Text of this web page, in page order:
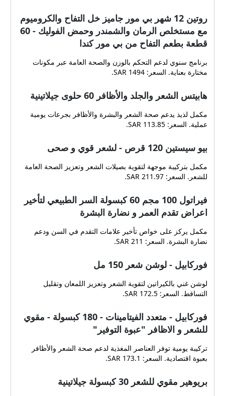
روتين 12 شهر بي مور جاميز خل التفاح والكروميوم
مع مستخلص الرمان والشمندر وحمض الفوليك - 60
قطعة بطعم التفاح من بي مور كندا
برنامج سنوي لدعم التحكم بالوزن والصحة العامة عبر مكونات
مختارة بعناية. السعر: 1494 SAR.
هابيتس الشعر والجلد والأظافر 60 حلوى جيلاتينية
مكمل لذيذ يدعم صحة الشعر والبشرة والأظافر بجرعات يومية
عملية. السعر: 113.85 SAR.
بيو سيستين 120 قرص - لشعر قوي و صحى
مكمل بتركيبة موجهة لتقوية بصيلات الشعر وتعزيز الصحة العامة
للشعر. السعر: 211.97 SAR.
فيراتول 100 مجم 60 كبسولة السر الطبيعي لتأخير
اعراض تقدم العمر و نضارة البشرة
مكمل يركز على خواص تأخير علامات التقدم في السن ودعم
نضارة البشرة. السعر: 211 SAR.
فوركابيل - لوشن شعر 150 مل
لوشن غني بالكيراتين لتقوية الشعر وتعزيز اللمعان وتقليل
التساقط. السعر: 172.5 SAR.
فوركابيل - متعدد الفيتامينات - 180 كبسولة - مقوي
للشعر و الاظافر "عبوة التوفير"
تركيبة يومية توفر العناصر المغذية لدعم صحة الشعر والأظافر
بعبوة اقتصادية. السعر: 173.1 SAR.
بريوهير مقوي للشعر 30 كبسولة جيلاتينية